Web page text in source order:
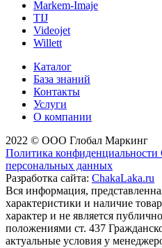
Markem-Imaje
TIJ
Videojet
Willett
Каталог
База знаний
Контакты
Услуги
О компании
2022 © ООО Глобал Маркинг
Политика конфиденциальности
персональных данных
Разработка сайта: ChakaLaka.ru
Вся информация,
характеристики и наличие
характер и не является
положениями ст. 437
актуальные условия у